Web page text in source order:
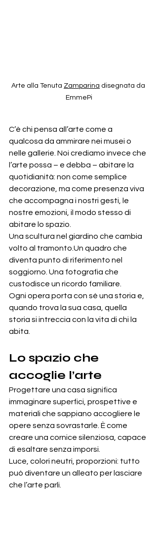
Arte alla Tenuta Zamparina disegnata da
EmmePi
C’è chi pensa all’arte come a
qualcosa da ammirare nei musei o
nelle gallerie. Noi crediamo invece che
l’arte possa – e debba – abitare la
quotidianità: non come semplice
decorazione, ma come presenza viva
che accompagna i nostri gesti, le
nostre emozioni, il modo stesso di
abitare lo spazio.
Una scultura nel giardino che cambia
volto al tramonto.Un quadro che
diventa punto di riferimento nel
soggiorno. Una fotografia che
custodisce un ricordo familiare.
Ogni opera porta con sé una storia e,
quando trova la sua casa, quella
storia si intreccia con la vita di chi la
abita.
Lo spazio che
accoglie l’arte
Progettare una casa significa
immaginare superfici, prospettive e
materiali che sappiano accogliere le
opere senza sovrastarle. È come
creare una cornice silenziosa, capace
di esaltare senza imporsi.
Luce, colori neutri, proporzioni: tutto
può diventare un alleato per lasciare
che l’arte parli.